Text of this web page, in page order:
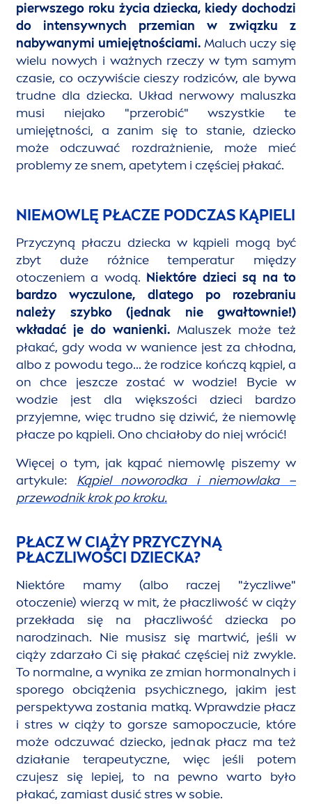
pierwszego roku życia dziecka, kiedy dochodzi
do intensywnych przemian w związku z
nabywanymi umiejętnościami.Maluch uczy się
wielu nowych i ważnych rzeczy w tym samym
czasie, co oczywiście cieszy rodziców, ale bywa
trudne dla dziecka. Układ nerwowy maluszka
musi niejako "przerobić" wszystkie te
umiejętności, a zanim się to stanie, dziecko
może odczuwać rozdrażnienie, może mieć
problemy ze snem, apetytem i częściej płakać.
NIEMOWLĘ PŁACZE PODCZAS KĄPIELI
Przyczyną płaczu dziecka w kąpieli mogą być
zbyt duże różnice temperatur między
otoczeniem a wodą. Niektóre dzieci są na to
bardzo wyczulone, dlatego po rozebraniu
należy szybko (jednak nie gwałtownie!)
wkładać je do wanienki. Maluszek może też
płakać, gdy woda w wanience jest za chłodna,
albo z powodu tego... że rodzice kończą kąpiel, a
on chce jeszcze zostać w wodzie! Bycie w
wodzie jest dla większości dzieci bardzo
przyjemne, więc trudno się dziwić, że niemowlę
płacze po kąpieli. Ono chciałoby do niej wrócić!
Więcej o tym, jak kąpać niemowlę piszemy w
artykule: Kąpiel noworodka i niemowlaka –
przewodnik krok po kroku.
PŁACZ W CIĄŻY PRZYCZYNĄ
PŁACZLIWOŚCI DZIECKA?
Niektóre mamy (albo raczej "życzliwe"
otoczenie) wierzą w mit, że płaczliwość w ciąży
przekłada się na płaczliwość dziecka po
narodzinach. Nie musisz się martwić, jeśli w
ciąży zdarzało Ci się płakać częściej niż zwykle.
To normalne, a wynika ze zmian hormonalnych i
sporego obciążenia psychicznego, jakim jest
perspektywa zostania matką. Wprawdzie płacz
i stres w ciąży to gorsze samopoczucie, które
może odczuwać dziecko, jednak płacz ma też
działanie terapeutyczne, więc jeśli potem
czujesz się lepiej, to na pewno warto było
płakać, zamiast dusić stres w sobie.